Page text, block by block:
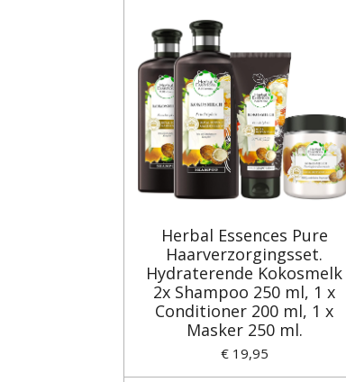
Herbal Essences Pure
Haarverzorgingsset.
Hydraterende Kokosmelk
2x Shampoo 250 ml, 1 x
Conditioner 200 ml, 1 x
Masker 250 ml.
€ 19,95